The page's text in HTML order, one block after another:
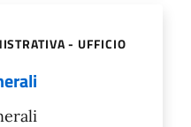
- UFFICIO